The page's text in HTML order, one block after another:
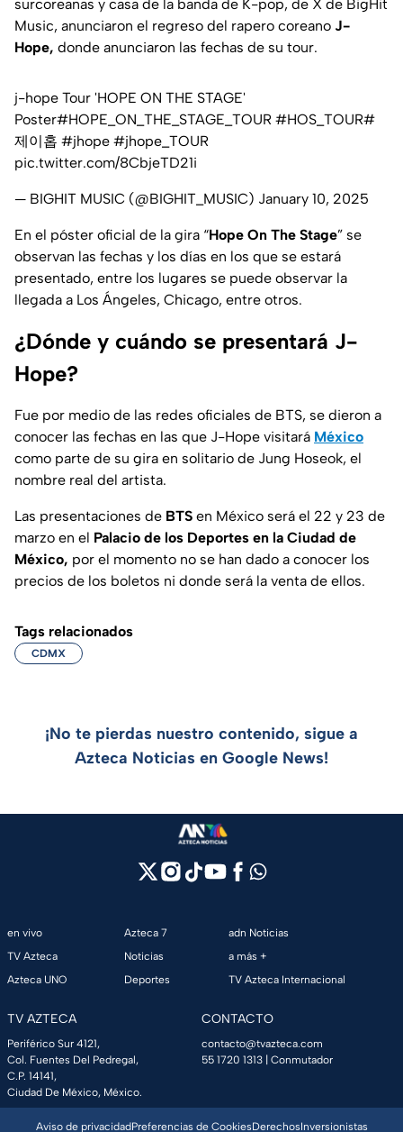
surcoreanas y casa de la banda de K-pop, de X de BigHit
Music, anunciaron el regreso del rapero coreano J-
Hope, donde anunciaron las fechas de su tour.
j-hope Tour 'HOPE ON THE STAGE'
Poster#HOPE_ON_THE_STAGE_TOUR #HOS_TOUR#
제이홉 #jhope #jhope_TOUR
pic.twitter.com/8CbjeTD21i
— BIGHIT MUSIC (@BIGHIT_MUSIC) January 10, 2025
En el póster oficial de la gira “Hope On The Stage” se
observan las fechas y los días en los que se estará
presentado, entre los lugares se puede observar la
llegada a Los Ángeles, Chicago, entre otros.
¿Dónde y cuándo se presentará J-
Hope?
Fue por medio de las redes oficiales de BTS, se dieron a
conocer las fechas en las que J-Hope visitará México
como parte de su gira en solitario de Jung Hoseok, el
nombre real del artista.
Las presentaciones de BTS en México será el 22 y 23 de
marzo en el Palacio de los Deportes en la Ciudad de
México, por el momento no se han dado a conocer los
precios de los boletos ni donde será la venta de ellos.
Tags relacionados
CDMX
¡No te pierdas nuestro contenido, sigue a
Azteca Noticias en Google News!
en vivo
TV Azteca
Azteca UNO
Azteca 7
Noticias
Deportes
adn Noticias
a más +
TV Azteca Internacional
TV AZTECA
Periférico Sur 4121,
Col. Fuentes Del Pedregal,
C.P. 14141,
Ciudad De México, México.
CONTACTO
contacto@tvazteca.com
55 1720 1313 | Conmutador
Aviso de privacidadPreferencias de CookiesDerechosInversionistas